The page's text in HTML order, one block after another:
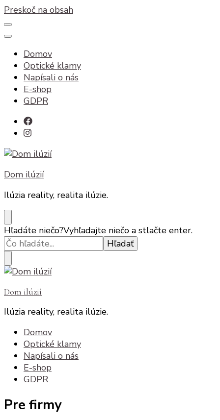
Preskoč na obsah
Domov
Optické klamy
Napísali o nás
E-shop
GDPR
Dom ilúzií
Ilúzia reality, realita ilúzie.
Hľadáte niečo?Vyhľadajte niečo a stlačte enter.
Dom ilúzií
Ilúzia reality, realita ilúzie.
Domov
Optické klamy
Napísali o nás
E-shop
GDPR
Pre firmy